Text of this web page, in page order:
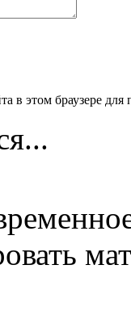
в этом браузере